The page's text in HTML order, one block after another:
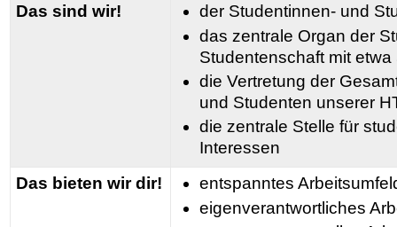
Das sind wir!
der Studentinnen- und
das zentrale Organ der
Studentenschaft mit
die Vertretung der
und Studenten unserer
die zentrale Stelle für
Interessen
Das bieten wir dir!
entspanntes
eigenverantwortliches